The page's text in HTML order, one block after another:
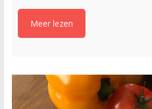
Meer lezen